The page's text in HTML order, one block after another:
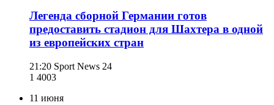
Легенда сборной Германии готов
предоставить стадион для Шахтера в одной
из европейских стран
21:20 Sport News 24
1 4003
11 июня